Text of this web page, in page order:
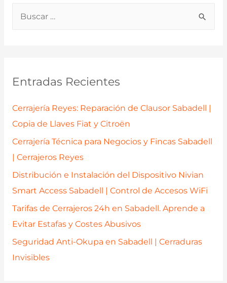
p
o
:
Entradas Recientes
Cerrajería Reyes: Reparación de Clausor Sabadell |
Copia de Llaves Fiat y Citroën
Cerrajería Técnica para Negocios y Fincas Sabadell
| Cerrajeros Reyes
Distribución e Instalación del Dispositivo Nivian
Smart Access Sabadell | Control de Accesos WiFi
Tarifas de Cerrajeros 24h en Sabadell. Aprende a
Evitar Estafas y Costes Abusivos
Seguridad Anti-Okupa en Sabadell | Cerraduras
Invisibles